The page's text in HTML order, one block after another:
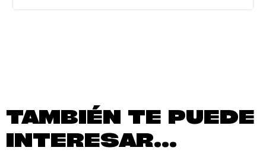
TAMBIÉN TE PUEDE
INTERESAR...